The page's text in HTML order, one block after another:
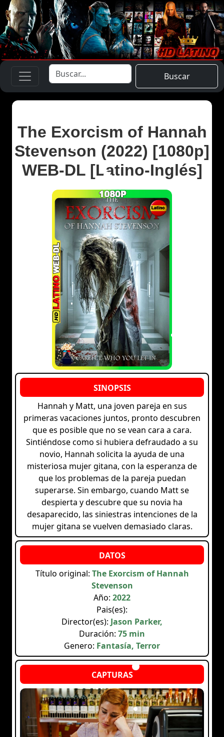
Buscar
The Exorcism of Hannah
Stevenson (2022) [1080p]
WEB-DL [Latino-Inglés]
Hannah y Matt, una joven pareja en sus
primeras vacaciones juntos, pronto descubren
que es posible que no se vean cara a cara.
Sintiéndose como si hubiera defraudado a su
novio, Hannah solicita la ayuda de una
misteriosa mujer gitana, con la esperanza de
que los problemas de la pareja puedan
superarse. Sin embargo, cuando Matt se
despierta y descubre que su novia ha
desaparecido, las siniestras intenciones de la
mujer gitana se vuelven demasiado claras.
Título original: The Exorcism of Hannah
Stevenson
Año: 2022
Pais(es):
Director(es): Jason Parker,
Duración: 75 min
Genero: Fantasía, Terror